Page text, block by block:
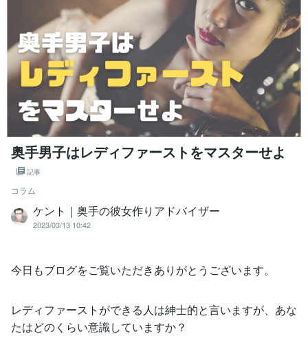
奥手男子はレディファーストをマスターせよ
記事
コラム
ケント｜奥手の彼女作りアドバイザー
2023/03/13 10:42
今日もブログをご覧いただきありがとうございます。
レディファーストができる人は紳士的と言いますが、あな
たはどのくらい意識していますか？